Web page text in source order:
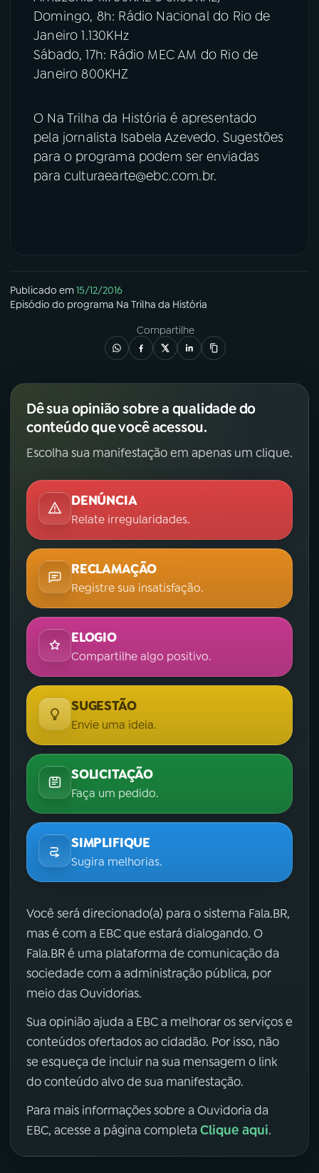
Domingo, 8h: Rádio Nacional do Rio de
Janeiro 1.130KHz
Sábado, 17h: Rádio MEC AM do Rio de
Janeiro 800KHZ
O Na Trilha da História é apresentado
pela jornalista Isabela Azevedo. Sugestões
para o programa podem ser enviadas
para culturaearte@ebc.com.br.
Publicado em15/12/2016
Episódio do programa Na Trilha da História
Compartilhe
Dê sua opinião sobre a qualidade do
conteúdo que você acessou.
Escolha sua manifestação em apenas um clique.
DENÚNCIA
Relate irregularidades.
RECLAMAÇÃO
Registre sua insatisfação.
ELOGIO
Compartilhe algo positivo.
SUGESTÃO
Envie uma ideia.
SOLICITAÇÃO
Faça um pedido.
SIMPLIFIQUE
Sugira melhorias.
Você será direcionado(a) para o sistema Fala.BR,
mas é com a EBC que estará dialogando. O
Fala.BR é uma plataforma de comunicação da
sociedade com a administração pública, por
meio das Ouvidorias.
Sua opinião ajuda a EBC a melhorar os serviços e
conteúdos ofertados ao cidadão. Por isso, não
se esqueça de incluir na sua mensagem o link
do conteúdo alvo de sua manifestação.
Para mais informações sobre a Ouvidoria da
EBC, acesse a página completa Clique aqui.